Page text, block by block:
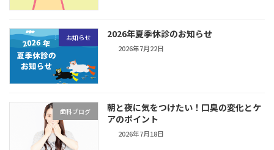
お知らせ 2026年夏季休診のお知らせ
2026年7月22日
歯科ブログ
朝と夜に気をつけたい！口臭の変化とケ
アのポイント
2026年7月18日